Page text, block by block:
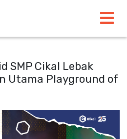
SMP Cikal Lebak
Utama Playground of